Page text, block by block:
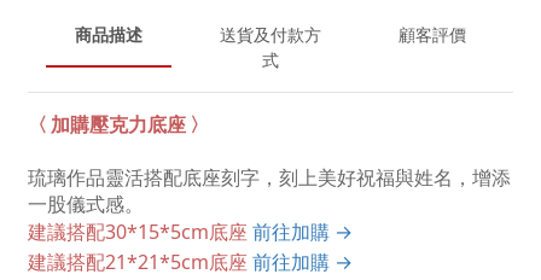
商品描述
送貨及付款方
式
顧客評價
〈 加購壓克力底座 〉
琉璃作品靈活搭配底座刻字，刻上美好祝福與姓名，增添
一股儀式感。
建議搭配30*15*5cm底座前往加購 →
建議搭配21*21*5cm底座前往加購 →